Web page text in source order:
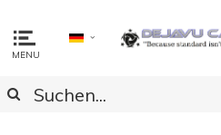
MENU